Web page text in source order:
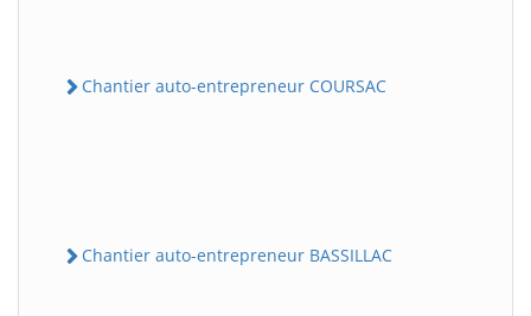
Chantier auto-entrepreneur COURSAC
Chantier auto-entrepreneur BASSILLAC